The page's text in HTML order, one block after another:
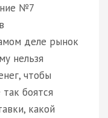
№7
деле рынок
нельзя
чтобы
боятся
какой